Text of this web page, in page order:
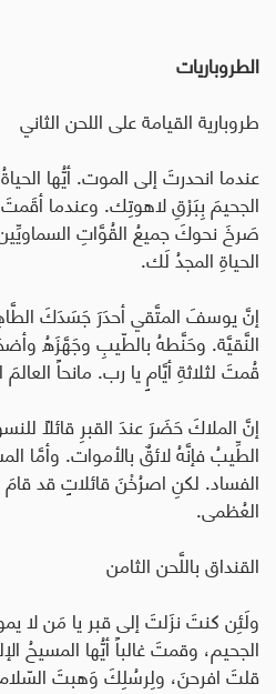
الطروباريات
طروبارية القيامة على اللحن الثاني
عندما انحدرتَ إلى الموت. أيُّها
الجحيمَ بِبَرْقِ لاهوتِك. وعندما
صَرخَ نحوكَ جميعُ القُوَّاتِ
الحياةِ المجدُ لَك.
إنَّ يوسفَ المتَّقي أحدَرَ جَسَدَكَ
النَّقيَّة. وحَنَّطهُ بالطّيبِ وجَهَّزَهُ
قُمتَ لثلاثةِ أيَّامٍ يا رب. مانحاً
إنَّ الملاكَ حَضَرَ عندَ القبرِ قائلاً
الطِّيبُ فإنَّهُ لائقٌ بالأموات. وأمَّا
الفساد. لكنِ اصرُخْنَ قائلاتٍ قد قامَ
العُظمى.
القنداق باللَّحن الثامن
ولَئِن كنتَ نزَلتَ إلى قبر يا مَن لا
الجحيم، وقمتَ غالباً أيُّها المسيحُ
قلتَ افرحنَ، ولِرسُلِكَ وَهبتَ السّلام،